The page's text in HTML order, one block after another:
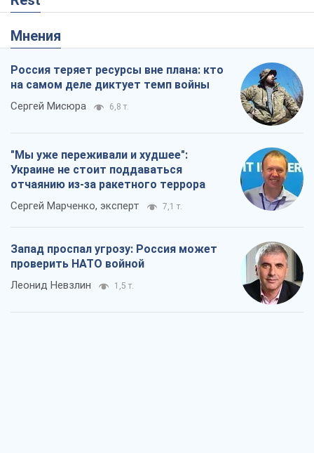
Мнения
Россия теряет ресурсы вне плана: кто
на самом деле диктует темп войны
Сергей Мисюра 6,8 т.
"Мы уже переживали и худшее":
Украине не стоит поддаваться
отчаянию из-за ракетного террора
Сергей Марченко, эксперт 7,1 т.
Запад проспал угрозу: Россия может
проверить НАТО войной
Леонид Невзлин 1,5 т.